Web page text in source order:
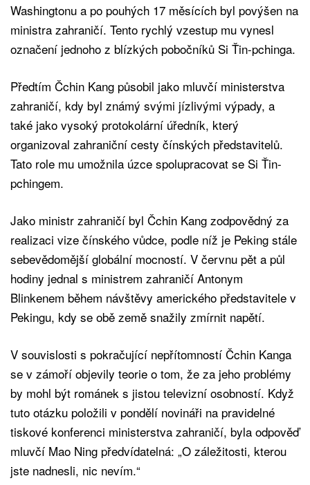
Washingtonu a po pouhých 17 měsících byl povýšen na
ministra zahraničí. Tento rychlý vzestup mu vynesl
označení jednoho z blízkých pobočníků Si Ťin-pchinga.
Předtím Čchin Kang působil jako mluvčí ministerstva
zahraničí, kdy byl známý svými jízlivými výpady, a
také jako vysoký protokolární úředník, který
organizoval zahraniční cesty čínských představitelů.
Tato role mu umožnila úzce spolupracovat se Si Ťin-
pchingem.
Jako ministr zahraničí byl Čchin Kang zodpovědný za
realizaci vize čínského vůdce, podle níž je Peking stále
sebevědomější globální mocností. V červnu pět a půl
hodiny jednal s ministrem zahraničí Antonym
Blinkenem během návštěvy amerického představitele v
Pekingu, kdy se obě země snažily zmírnit napětí.
V souvislosti s pokračující nepřítomností Čchin Kanga
se v zámoří objevily teorie o tom, že za jeho problémy
by mohl být románek s jistou televizní osobností. Když
tuto otázku položili v pondělí novináři na pravidelné
tiskové konferenci ministerstva zahraničí, byla odpověď
mluvčí Mao Ning předvídatelná: „O záležitosti, kterou
jste nadnesli, nic nevím.“